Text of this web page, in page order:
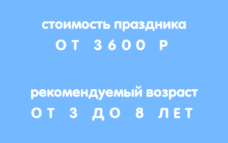
стоимость праздника
ОТ 3600 Р
рекомендуемый возраст
ОТ 3 ДО 8 ЛЕТ